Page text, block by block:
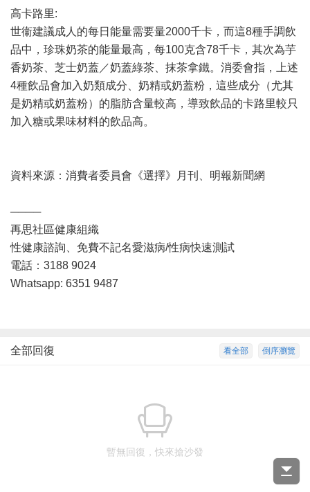
高卡路里:
世衞建議成人的每日能量需要量2000千卡，而這8種手調飲
品中，珍珠奶茶的能量最高，每100克含78千卡，其次為芋
香奶茶、芝士奶蓋／奶蓋綠茶、抹茶拿鐵。消委會指，上述
4種飲品會加入奶類成分、奶精或奶蓋粉，這些成分（尤其
是奶精或奶蓋粉）的脂肪含量較高，導致飲品的卡路里較只
加入糖或果味材料的飲品高。
資料來源：消費者委員會《選擇》月刊、明報新聞網
────
再思社區健康組織
性健康諮詢、免費不記名愛滋病/性病快速測試
電話：3188 9024
Whatsapp: 6351 9487
倒序瀏覽
看全部
全部回復
暫無回復，快來搶沙發